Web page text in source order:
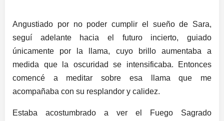
Angustiado por no poder cumplir el sueño de Sara,
seguí adelante hacia el futuro incierto, guiado
únicamente por la llama, cuyo brillo aumentaba a
medida que la oscuridad se intensificaba. Entonces
comencé a meditar sobre esa llama que me
acompañaba con su resplandor y calidez.
Estaba acostumbrado a ver el Fuego Sagrado